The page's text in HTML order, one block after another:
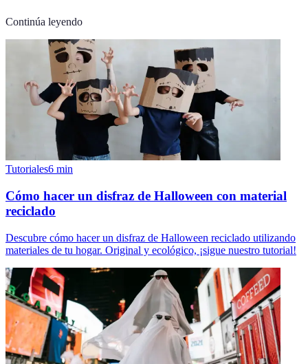
Continúa leyendo
Tutoriales6 min
Cómo hacer un disfraz de Halloween con material
reciclado
Descubre cómo hacer un disfraz de Halloween reciclado utilizando
materiales de tu hogar. Original y ecológico, ¡sigue nuestro tutorial!